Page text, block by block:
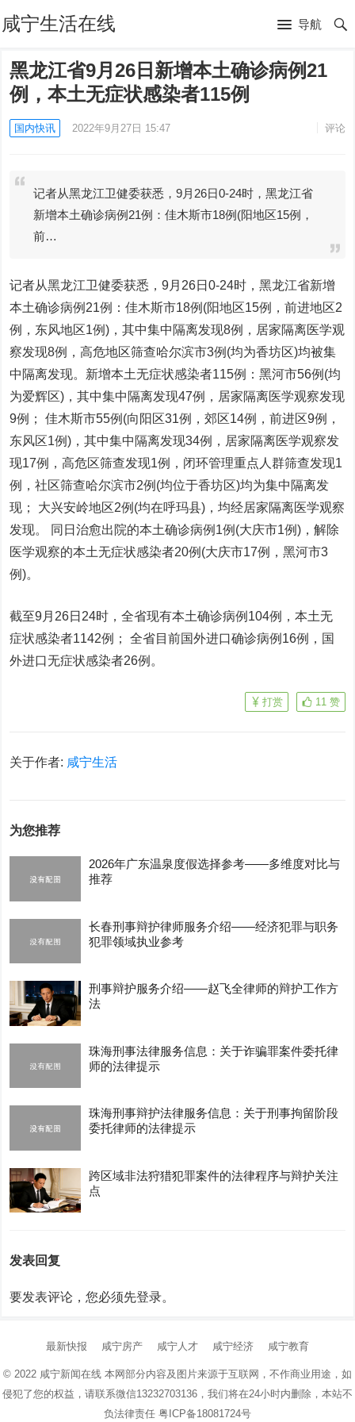
咸宁生活在线 导航
黑龙江省9月26日新增本土确诊病例21
例，本土无症状感染者115例
国内快讯 2022年9月27日 15:47 评论
记者从黑龙江卫健委获悉，9月26日0-24时，黑龙江省
新增本土确诊病例21例：佳木斯市18例(阳地区15例，
前…
记者从黑龙江卫健委获悉，9月26日0-24时，黑龙江省新增
本土确诊病例21例：佳木斯市18例(阳地区15例，前进地区2
例，东风地区1例)，其中集中隔离发现8例，居家隔离医学观
察发现8例，高危地区筛查哈尔滨市3例(均为香坊区)均被集
中隔离发现。新增本土无症状感染者115例：黑河市56例(均
为爱辉区)，其中集中隔离发现47例，居家隔离医学观察发现
9例； 佳木斯市55例(向阳区31例，郊区14例，前进区9例，
东风区1例)，其中集中隔离发现34例，居家隔离医学观察发
现17例，高危区筛查发现1例，闭环管理重点人群筛查发现1
例，社区筛查哈尔滨市2例(均位于香坊区)均为集中隔离发
现； 大兴安岭地区2例(均在呼玛县)，均经居家隔离医学观察
发现。 同日治愈出院的本土确诊病例1例(大庆市1例)，解除
医学观察的本土无症状感染者20例(大庆市17例，黑河市3
例)。
截至9月26日24时，全省现有本土确诊病例104例，本土无
症状感染者1142例； 全省目前国外进口确诊病例16例，国
外进口无症状感染者26例。
11 赞
打赏
关于作者: 咸宁生活
为您推荐
2026年广东温泉度假选择参考——多维度对比与
推荐
长春刑事辩护律师服务介绍——经济犯罪与职务
犯罪领域执业参考
刑事辩护服务介绍——赵飞全律师的辩护工作方
法
珠海刑事法律服务信息：关于诈骗罪案件委托律
师的法律提示
珠海刑事辩护法律服务信息：关于刑事拘留阶段
委托律师的法律提示
跨区域非法狩猎犯罪案件的法律程序与辩护关注
点
发表回复
要发表评论，您必须先登录。
最新快报 咸宁房产 咸宁人才 咸宁经济 咸宁教育
© 2022 咸宁新闻在线本网部分内容及图片来源于互联网，不作商业用途，如
侵犯了您的权益，请联系微信13232703136，我们将在24小时内删除，本站不
负法律责任 粤ICP备18081724号